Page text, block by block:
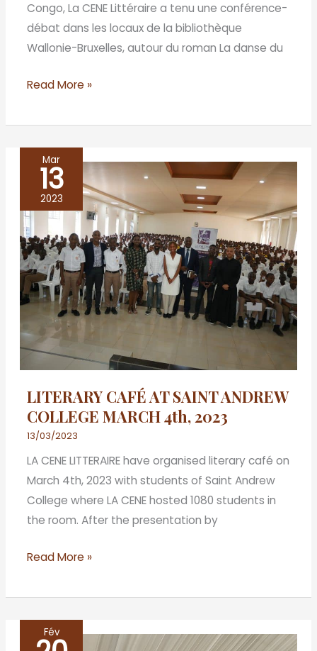
Congo, La CENE Littéraire a tenu une conférence-
débat dans les locaux de la bibliothèque
Wallonie-Bruxelles, autour du roman La danse du
Read More »
Mar
13
2023
LITERARY CAFÉ AT SAINT ANDREW
COLLEGE MARCH 4th, 2023
13/03/2023
LA CENE LITTERAIRE have organised literary café on
March 4th, 2023 with students of Saint Andrew
College where LA CENE hosted 1080 students in
the room. After the presentation by
LITERARY
CAFÉ
AT
SAINT
ANDREW
COLLEGE
MARCH
4th,
2023
Read More »
Fév